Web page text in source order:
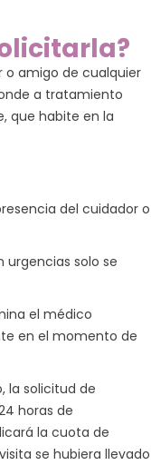
o amigo de cualquier
a tratamiento
que habite en la
del cuidador o
urgencias solo se
el médico
en el momento de
la solicitud de
horas de
la cuota de
se hubiera llevado